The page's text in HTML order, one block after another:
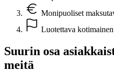
Monipuoliset
Luotettava
Suurin osa
meitä